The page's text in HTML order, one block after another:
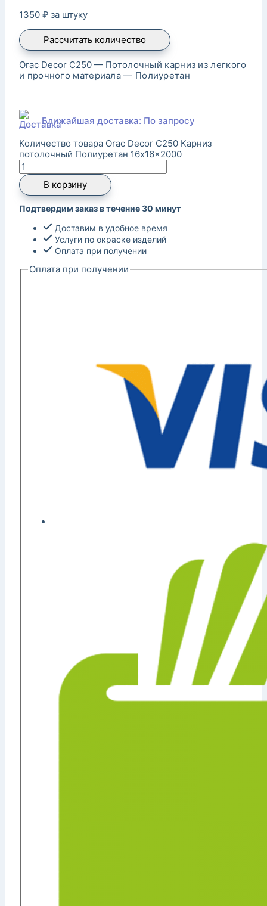
1350 ₽ за штуку
Рассчитать количество
Orac Decor C250 — Потолочный карниз из легкого
и прочного материала — Полиуретан
Ближайшая доставка: По запросу
Количество товара Orac Decor C250 Карниз
потолочный Полиуретан 16x16x2000
В корзину
Подтвердим заказ в течение 30 минут
Доставим в удобное время
Услуги по окраске изделий
Оплата при получении
Оплата при получении